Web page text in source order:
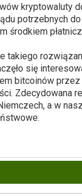
kryptowaluty
potrzebnych
środkiem
się
bitcoinów
Zdecydowana
a w